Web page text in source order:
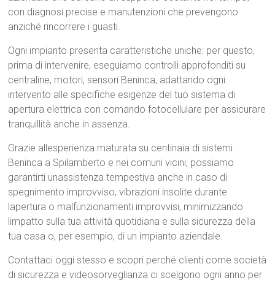
con diagnosi precise e manutenzioni che prevengono
anziché rincorrere i guasti.
Ogni impianto presenta caratteristiche uniche: per questo,
prima di intervenire, eseguiamo controlli approfonditi su
centraline, motori, sensori Beninca, adattando ogni
intervento alle specifiche esigenze del tuo sistema di
apertura elettrica con comando fotocellulare per assicurare
tranquillità anche in assenza.
Grazie allesperienza maturata su centinaia di sistemi
Beninca a Spilamberto e nei comuni vicini, possiamo
garantirti unassistenza tempestiva anche in caso di
spegnimento improvviso, vibrazioni insolite durante
lapertura o malfunzionamenti improvvisi, minimizzando
limpatto sulla tua attività quotidiana e sulla sicurezza della
tua casa o, per esempio, di un impianto aziendale.
Contattaci oggi stesso e scopri perché clienti come società
di sicurezza e videosorveglianza ci scelgono ogni anno per